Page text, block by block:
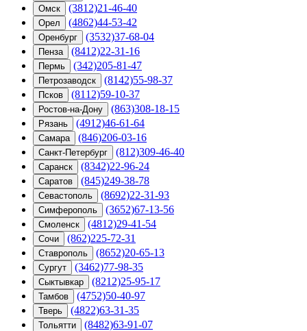
Омск (3812)21-46-40
Орел (4862)44-53-42
Оренбург (3532)37-68-04
Пенза (8412)22-31-16
Пермь (342)205-81-47
Петрозаводск (8142)55-98-37
Псков (8112)59-10-37
Ростов-на-Дону (863)308-18-15
Рязань (4912)46-61-64
Самара (846)206-03-16
Санкт-Петербург (812)309-46-40
Саранск (8342)22-96-24
Саратов (845)249-38-78
Севастополь (8692)22-31-93
Симферополь (3652)67-13-56
Смоленск (4812)29-41-54
Сочи (862)225-72-31
Ставрополь (8652)20-65-13
Сургут (3462)77-98-35
Сыктывкар (8212)25-95-17
Тамбов (4752)50-40-97
Тверь (4822)63-31-35
Тольятти (8482)63-91-07